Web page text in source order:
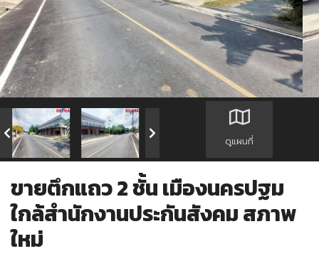
ดูแผนที่
ขายตึกแถว 2 ชั้น เมืองนครปฐม
ใกล้สำนักงานประกันสังคม สภาพ
ใหม่